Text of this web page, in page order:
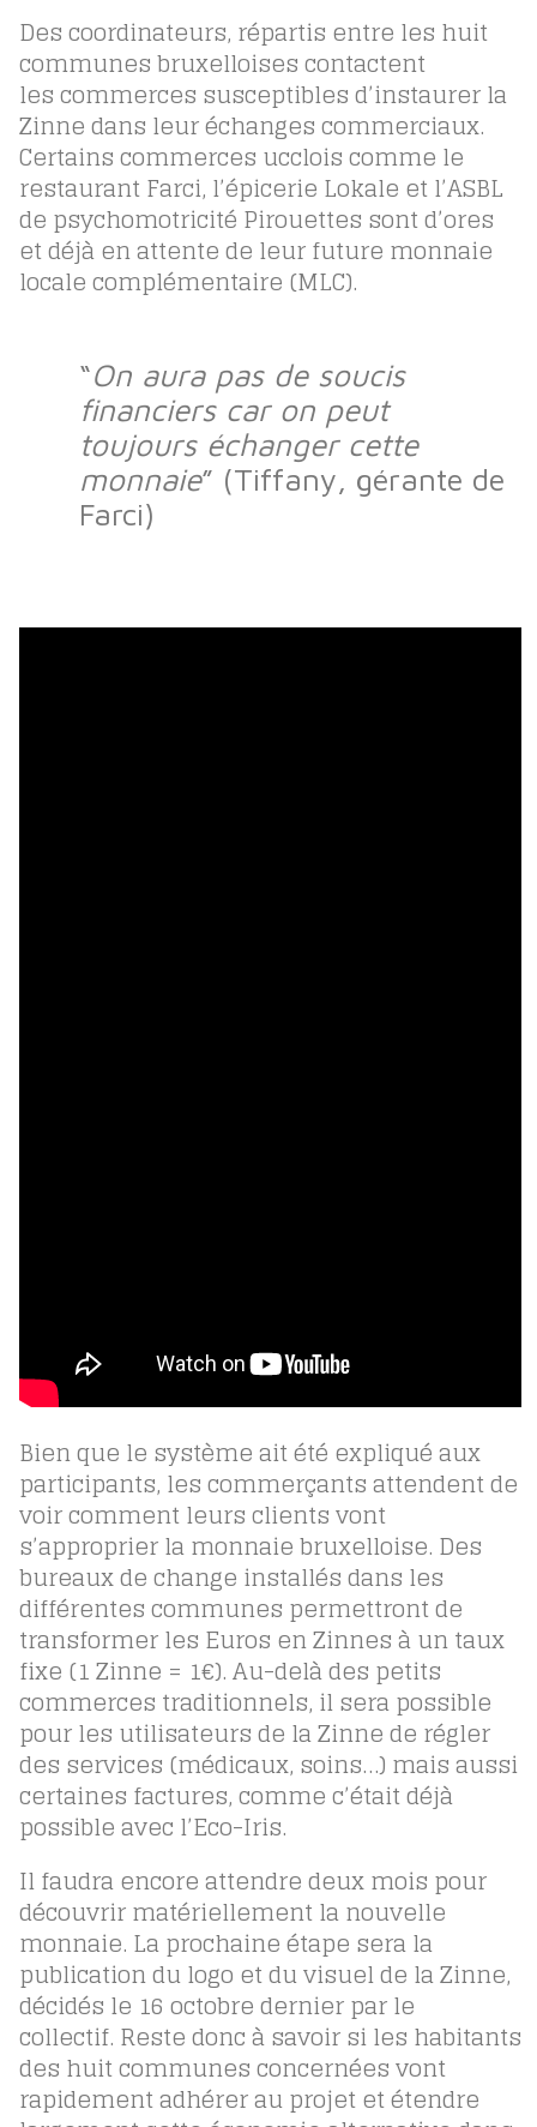
Des coordinateurs, répartis entre les huit
communes bruxelloises contactent
les commerces susceptibles d’instaurer la
Zinne dans leur échanges commerciaux.
Certains commerces ucclois comme le
restaurant Farci, l’épicerie Lokale et l’ASBL
de psychomotricité Pirouettes sont d’ores
et déjà en attente de leur future monnaie
locale complémentaire (MLC).
“On aura pas de soucis
financiers car on peut
toujours échanger cette
monnaie” (Tiffany, gérante de
Farci)
Bien que le système ait été expliqué aux
participants, les commerçants attendent de
voir comment leurs clients vont
s’approprier la monnaie bruxelloise. Des
bureaux de change installés dans les
différentes communes permettront de
transformer les Euros en Zinnes à un taux
fixe (1 Zinne = 1€). Au-delà des petits
commerces traditionnels, il sera possible
pour les utilisateurs de la Zinne de régler
des services (médicaux, soins…) mais aussi
certaines factures, comme c’était déjà
possible avec l’Eco-Iris.
Il faudra encore attendre deux mois pour
découvrir matériellement la nouvelle
monnaie. La prochaine étape sera la
publication du logo et du visuel de la Zinne,
décidés le 16 octobre dernier par le
collectif. Reste donc à savoir si les habitants
des huit communes concernées vont
rapidement adhérer au projet et étendre